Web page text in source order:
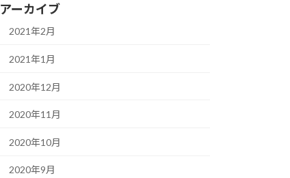
アーカイブ
2021年2月
2021年1月
2020年12月
2020年11月
2020年10月
2020年9月